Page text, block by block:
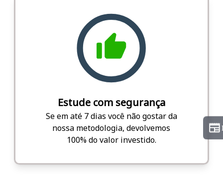
Estude com segurança
Se em até 7 dias você não gostar da
nossa metodologia, devolvemos
100% do valor investido.